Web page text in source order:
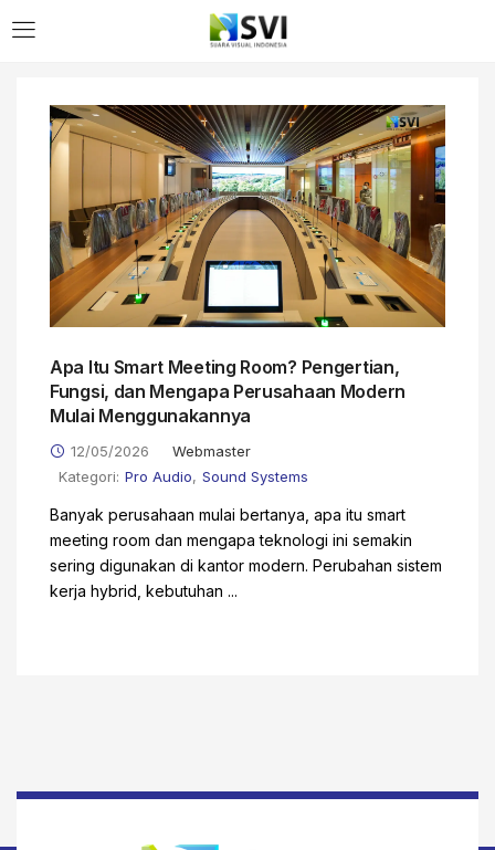
Apa Itu Smart Meeting Room? Pengertian,
Fungsi, dan Mengapa Perusahaan Modern
Mulai Menggunakannya
12/05/2026
Webmaster
Kategori: Pro Audio, Sound Systems
Banyak perusahaan mulai bertanya, apa itu smart
meeting room dan mengapa teknologi ini semakin
sering digunakan di kantor modern. Perubahan sistem
kerja hybrid, kebutuhan ...